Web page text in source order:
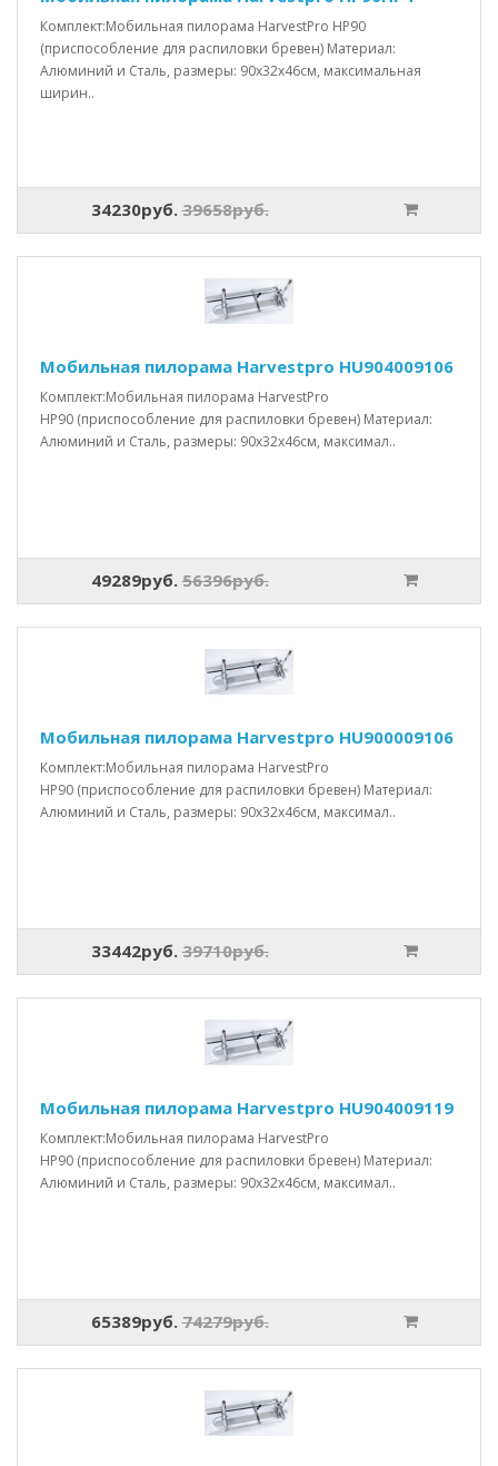
Комплект:Мобильная пилорама HarvestPro HP90
(приспособление для распиловки бревен) Материал:
Алюминий и Сталь, размеры: 90x32x46см, максимальная
ширин..
34230руб. 39658руб.
Мобильная пилорама Harvestpro HU904009106
Комплект:Мобильная пилорама HarvestPro
HP90 (приспособление для распиловки бревен) Материал:
Алюминий и Сталь, размеры: 90x32x46см, максимал..
49289руб. 56396руб.
Мобильная пилорама Harvestpro HU900009106
Комплект:Мобильная пилорама HarvestPro
HP90 (приспособление для распиловки бревен) Материал:
Алюминий и Сталь, размеры: 90x32x46см, максимал..
33442руб. 39710руб.
Мобильная пилорама Harvestpro HU904009119
Комплект:Мобильная пилорама HarvestPro
HP90 (приспособление для распиловки бревен) Материал:
Алюминий и Сталь, размеры: 90x32x46см, максимал..
65389руб. 74279руб.